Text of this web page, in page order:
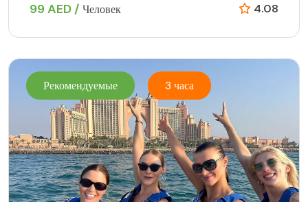
99 AED / Человек 4.08
Рекомендуемые 3 часа